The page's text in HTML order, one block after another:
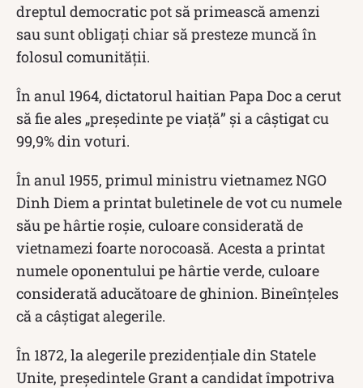
dreptul democratic pot să primească amenzi
sau sunt obligaţi chiar să presteze muncă în
folosul comunităţii.
În anul 1964, dictatorul haitian Papa Doc a cerut
să fie ales „preşedinte pe viaţă” şi a câştigat cu
99,9% din voturi.
În anul 1955, primul ministru vietnamez NGO
Dinh Diem a printat buletinele de vot cu numele
său pe hârtie roşie, culoare considerată de
vietnamezi foarte norocoasă. Acesta a printat
numele oponentului pe hârtie verde, culoare
considerată aducătoare de ghinion. Bineînţeles
că a câştigat alegerile.
În 1872, la alegerile prezidenţiale din Statele
Unite, preşedintele Grant a candidat împotriva